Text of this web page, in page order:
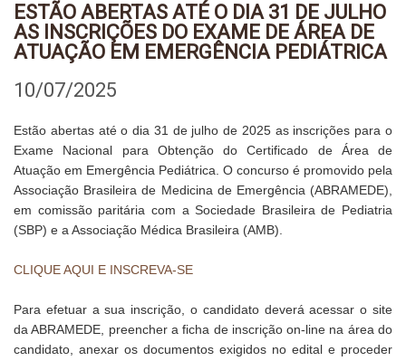
ESTÃO ABERTAS ATÉ O DIA 31 DE JULHO
AS INSCRIÇÕES DO EXAME DE ÁREA DE
ATUAÇÃO EM EMERGÊNCIA PEDIÁTRICA
10/07/2025
Estão abertas até o dia 31 de julho de 2025 as inscrições para o
Exame Nacional para Obtenção do Certificado de Área de
Atuação em Emergência Pediátrica. O concurso é promovido pela
Associação Brasileira de Medicina de Emergência (ABRAMEDE),
em comissão paritária com a Sociedade Brasileira de Pediatria
(SBP) e a Associação Médica Brasileira (AMB).
CLIQUE AQUI E INSCREVA-SE
Para efetuar a sua inscrição, o candidato deverá acessar o site
da ABRAMEDE, preencher a ficha de inscrição on-line na área do
candidato, anexar os documentos exigidos no edital e proceder